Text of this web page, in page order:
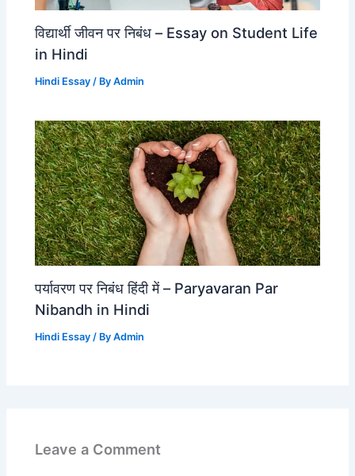
विद्यार्थी जीवन पर निबंध – Essay on Student Life
in Hindi
Hindi Essay / ByAdmin
पर्यावरण पर निबंध हिंदी में – Paryavaran Par
Nibandh in Hindi
Hindi Essay / ByAdmin
Leave a Comment